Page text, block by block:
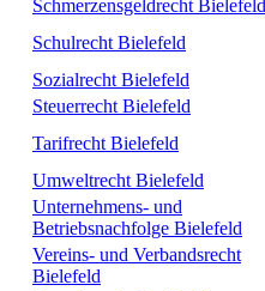
Schmerzensgeldrecht Bielefeld
Schulrecht Bielefeld
Sozialrecht Bielefeld
Steuerrecht Bielefeld
Tarifrecht Bielefeld
Umweltrecht Bielefeld
Unternehmens- und
Betriebsnachfolge Bielefeld
Vereins- und Verbandsrecht
Bielefeld